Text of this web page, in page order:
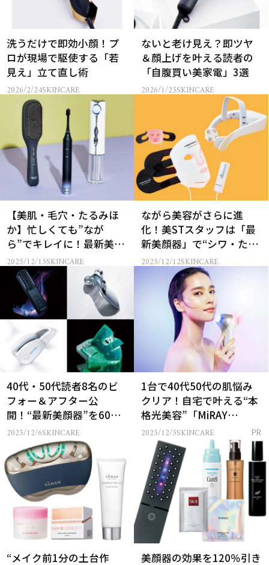
洗うだけで即効小顔！プ
ロが現場で駆使する「若
見え」立て直し術
2026/2/24SKINCARE
ないと老け見え？即ツヤ
＆顔上げを叶える読者の
「自腹買い美家電」3選
2026/1/25SKINCARE
【美肌・毛穴・たるみほ
か】忙しくても”なが
ら”でキレイに！最新美容
ガジェット6選
2025/12/15SKINCARE
ながら美容がさらに進
化！美STスタッフは「最
新美顔器」で“シワ・たる
み”を即効ケア
2025/12/12SKINCARE
40代・50代読者8名のビ
フォー＆アフター公
開！“最新美顔器”を60日
試したらどうなった？
2025/12/6SKINCARE
1台で40代50代の肌悩み
クリア！自宅で叶える“本
格光美容”「MiRAY
ONE」
2025/12/5SKINCARE PR
“メイク前1分の土台作
美顔器の効果を120％引き